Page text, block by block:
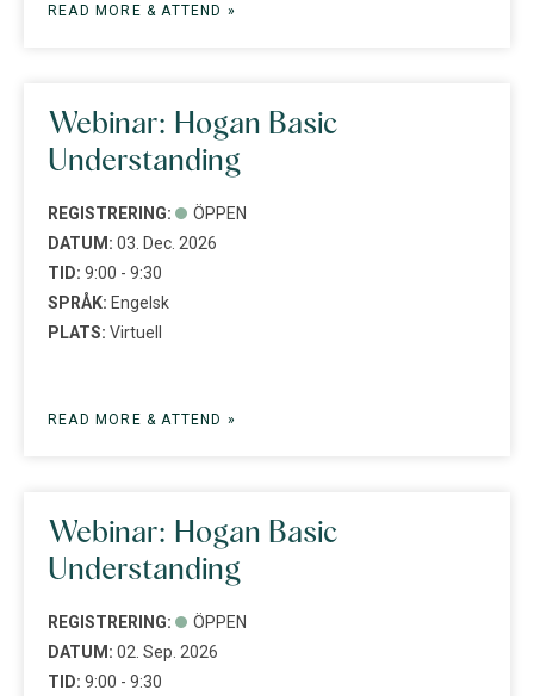
READ MORE & ATTEND »
Webinar: Hogan Basic
Understanding
REGISTRERING:
ÖPPEN
DATUM: 03. Dec. 2026
TID: 9:00 - 9:30
SPRÅK: Engelsk
PLATS: Virtuell
READ MORE & ATTEND »
Webinar: Hogan Basic
Understanding
REGISTRERING:
ÖPPEN
DATUM: 02. Sep. 2026
TID: 9:00 - 9:30